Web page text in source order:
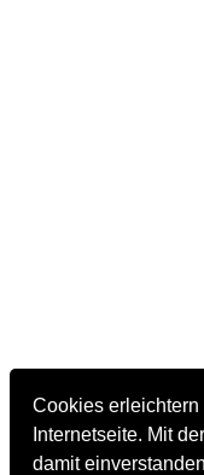
Cookies
Internetseite. Mit
damit